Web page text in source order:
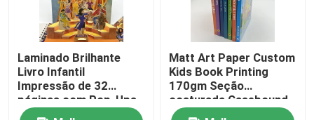
Laminado Brilhante
Livro Infantil
Impressão de 32
páginas com Pop-Ups
em tamanho 8.5x11
Matt Art Paper Custom
Kids Book Printing
170gm Seção
costurada Casebound